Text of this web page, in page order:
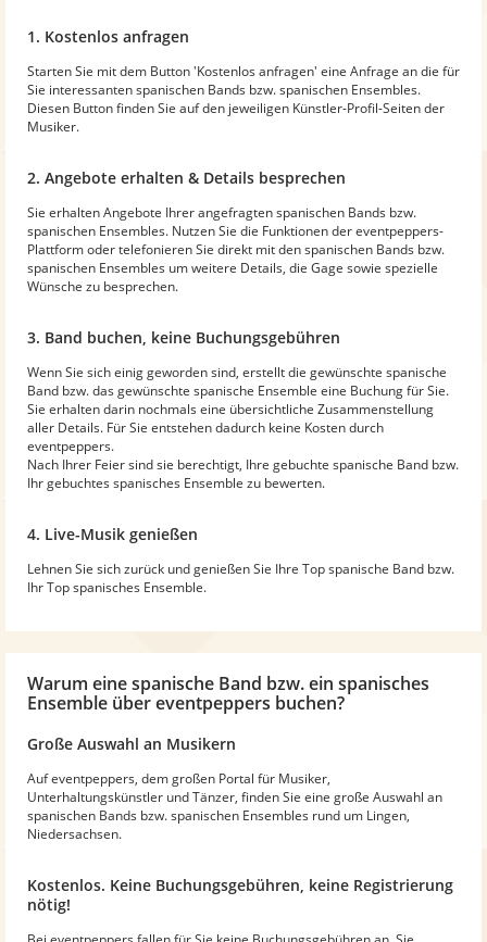
1. Kostenlos anfragen
Starten Sie mit dem Button 'Kostenlos anfragen' eine Anfrage an die für
Sie interessanten spanischen Bands bzw. spanischen Ensembles.
Diesen Button finden Sie auf den jeweiligen Künstler-Profil-Seiten der
Musiker.
2. Angebote erhalten & Details besprechen
Sie erhalten Angebote Ihrer angefragten spanischen Bands bzw.
spanischen Ensembles. Nutzen Sie die Funktionen der eventpeppers-
Plattform oder telefonieren Sie direkt mit den spanischen Bands bzw.
spanischen Ensembles um weitere Details, die Gage sowie spezielle
Wünsche zu besprechen.
3. Band buchen, keine Buchungsgebühren
Wenn Sie sich einig geworden sind, erstellt die gewünschte spanische
Band bzw. das gewünschte spanische Ensemble eine Buchung für Sie.
Sie erhalten darin nochmals eine übersichtliche Zusammenstellung
aller Details. Für Sie entstehen dadurch keine Kosten durch
eventpeppers.
Nach Ihrer Feier sind sie berechtigt, Ihre gebuchte spanische Band bzw.
Ihr gebuchtes spanisches Ensemble zu bewerten.
4. Live-Musik genießen
Lehnen Sie sich zurück und genießen Sie Ihre Top spanische Band bzw.
Ihr Top spanisches Ensemble.
Warum eine spanische Band bzw. ein spanisches
Ensemble über eventpeppers buchen?
Große Auswahl an Musikern
Auf eventpeppers, dem großen Portal für Musiker,
Unterhaltungskünstler und Tänzer, finden Sie eine große Auswahl an
spanischen Bands bzw. spanischen Ensembles rund um Lingen,
Niedersachsen.
Kostenlos. Keine Buchungsgebühren, keine Registrierung
nötig!